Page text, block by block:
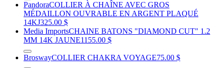
PandoraCOLLIER À CHAÎNE AVEC GROS
MÉDAILLON OUVRABLE EN ARGENT PLAQUÉ
14KJ325.00 $
Media ImportsCHAINE BATONS "DIAMOND CUT" 1.2
MM 14K JAUNE1155.00 $
BroswayCOLLIER CHAKRA VOYAGE75.00 $